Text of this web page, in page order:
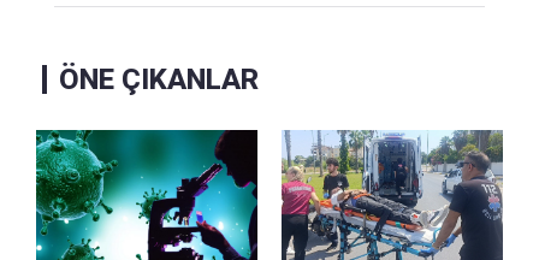
ÖNE ÇIKANLAR